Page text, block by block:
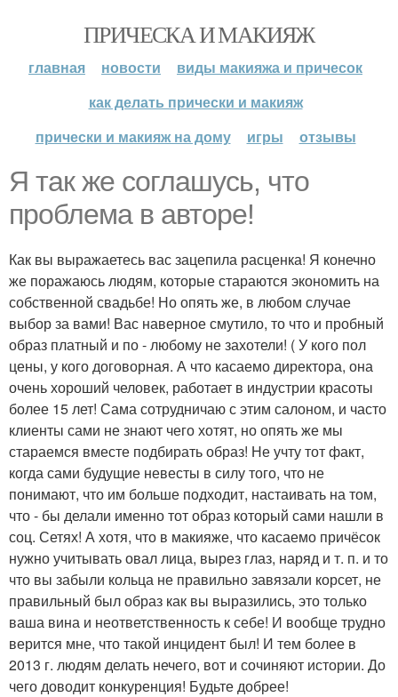
ПРИЧЕСКА И МАКИЯЖ
главная новости
виды макияжа и причесок
как делать прически и макияж
прически и макияж на дому
игры отзывы
Я так же соглашусь, что
проблема в авторе!
Как вы выражаетесь вас зацепила расценка! Я конечно
же поражаюсь людям, которые стараются экономить на
собственной свадьбе! Но опять же, в любом случае
выбор за вами! Вас наверное смутило, то что и пробный
образ платный и по - любому не захотели! ( У кого пол
цены, у кого договорная. А что касаемо директора, она
очень хороший человек, работает в индустрии красоты
более 15 лет! Сама сотрудничаю с этим салоном, и часто
клиенты сами не знают чего хотят, но опять же мы
стараемся вместе подбирать образ! Не учту тот факт,
когда сами будущие невесты в силу того, что не
понимают, что им больше подходит, настаивать на том,
что - бы делали именно тот образ который сами нашли в
соц. Сетях! А хотя, что в макияже, что касаемо причёсок
нужно учитывать овал лица, вырез глаз, наряд и т. п. и то
что вы забыли кольца не правильно завязали корсет, не
правильный был образ как вы выразились, это только
ваша вина и неответственность к себе! И вообще трудно
верится мне, что такой инцидент был! И тем более в
2013 г. людям делать нечего, вот и сочиняют истории. До
чего доводит конкуренция! Будьте добрее!